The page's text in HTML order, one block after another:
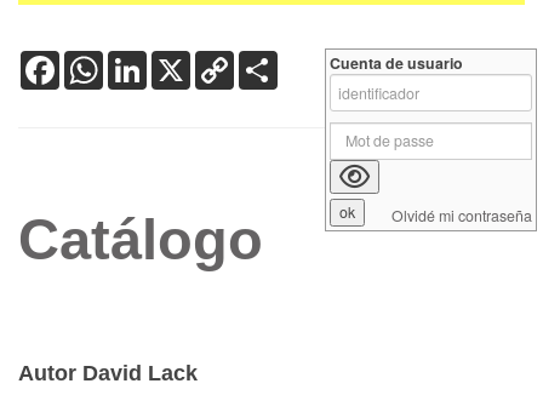
FacebookWhatsApp
LinkedIn
X Copy
Link
Catálogo
Autor David Lack
Cuenta de usuario
Olvidé mi contraseña